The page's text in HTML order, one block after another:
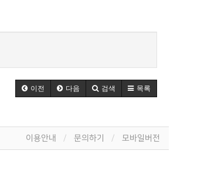
이전 다음 검색 목록
이용안내 문의하기 모바일버전